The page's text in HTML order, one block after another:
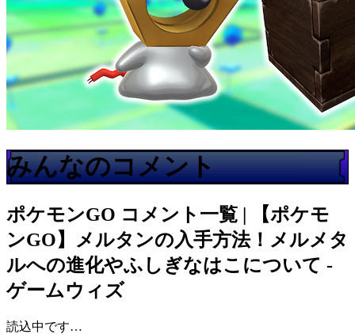
みんなのコメント
ポケモンGO コメント一覧 | 【ポケモ
ンGO】メルタンの入手方法！メルメタ
ルへの進化やふしぎなはこについて -
ゲームウィズ
読込中です…